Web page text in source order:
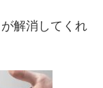
解消してくれ